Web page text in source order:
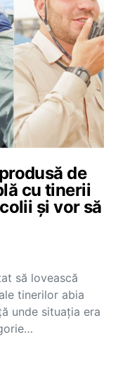
de
cu tinerii
și vor să
să lovească
tinerilor abia
unde situația era